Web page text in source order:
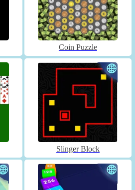
Coin Puzzle
Slinger Block